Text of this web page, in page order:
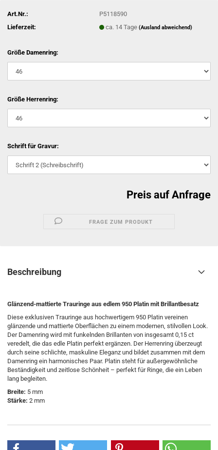
Art.Nr.:
P5118590
Lieferzeit:
ca. 14 Tage(Ausland abweichend)
Größe Damenring:
Größe Herrenring:
Schrift für Gravur:
Preis auf Anfrage
FRAGE ZUM PRODUKT
Beschreibung
Glänzend-mattierte Trauringe aus edlem 950 Platin mit Brillantbesatz
Diese exklusiven Trauringe aus hochwertigem 950 Platin vereinen
glänzende und mattierte Oberflächen zu einem modernen, stilvollen Look.
Der Damenring wird mit funkelnden Brillanten von insgesamt 0,15 ct
veredelt, die das edle Platin perfekt ergänzen. Der Herrenring überzeugt
durch seine schlichte, maskuline Eleganz und bildet zusammen mit dem
Damenring ein harmonisches Paar. Platin steht für außergewöhnliche
Beständigkeit und zeitlose Schönheit – perfekt für Ringe, die ein Leben
lang begleiten.
Breite: 5 mm
Stärke: 2 mm